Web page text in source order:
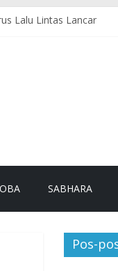
Lalu Lintas Lancar
Pesan
SABHARA
Pos-